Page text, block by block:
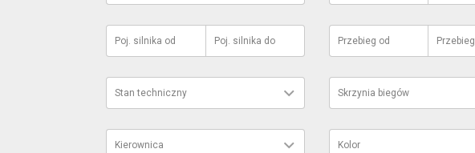
Poj. silnika od Poj. silnika do Przebieg od Przebieg
Stan techniczny Skrzynia biegów
Kierownica Kolor